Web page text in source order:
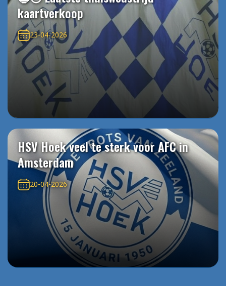
kaartverkoop
23-04-2026
HSV Hoek veel te sterk voor AFC in
Amsterdam
20-04-2026